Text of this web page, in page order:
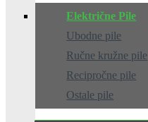
Električne Pile
Ubodne pile
Ručne kružne pile
Recipročne pile
Ostale pile